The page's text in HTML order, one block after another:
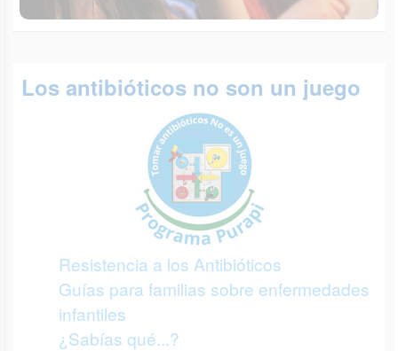
Los antibióticos no son un juego
Resistencia a los Antibióticos
Guías para familias sobre enfermedades
infantiles
¿Sabías qué...?